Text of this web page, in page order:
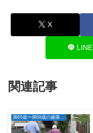
X
LINE
関連記事
満65歳〜満69歳の健康な方